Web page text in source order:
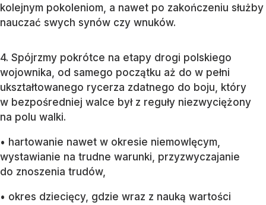
kolejnym pokoleniom, a nawet po zakończeniu służby
nauczać swych synów czy wnuków.
4. Spójrzmy pokrótce na etapy drogi polskiego
wojownika, od samego początku aż do w pełni
ukształtowanego rycerza zdatnego do boju, który
w bezpośredniej walce był z reguły niezwyciężony
na polu walki.
• hartowanie nawet w okresie niemowlęcym,
wystawianie na trudne warunki, przyzwyczajanie
do znoszenia trudów,
• okres dziecięcy, gdzie wraz z nauką wartości